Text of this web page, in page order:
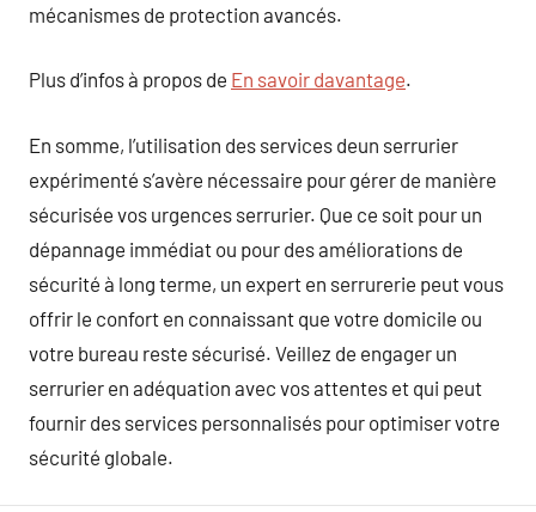
mécanismes de protection avancés.
Plus d’infos à propos de En savoir davantage.
En somme, l’utilisation des services deun serrurier
expérimenté s’avère nécessaire pour gérer de manière
sécurisée vos urgences serrurier. Que ce soit pour un
dépannage immédiat ou pour des améliorations de
sécurité à long terme, un expert en serrurerie peut vous
offrir le confort en connaissant que votre domicile ou
votre bureau reste sécurisé. Veillez de engager un
serrurier en adéquation avec vos attentes et qui peut
fournir des services personnalisés pour optimiser votre
sécurité globale.